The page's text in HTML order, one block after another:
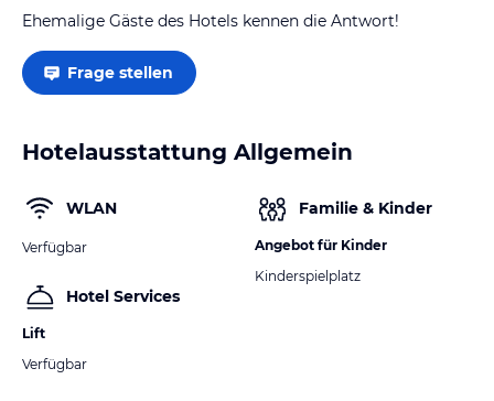
Ehemalige Gäste des Hotels kennen die Antwort!
Frage stellen
Hotelausstattung Allgemein
WLAN
Verfügbar
Hotel Services
Lift
Verfügbar
Familie & Kinder
Angebot für Kinder
Kinderspielplatz